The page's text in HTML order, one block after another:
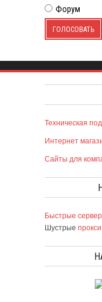
Форум
ГОЛОСОВАТЬ
Техническая
Интернет
Сайты для
Быстрые
Шустрые